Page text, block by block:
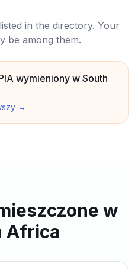
in the directory. Your
be among them.
wymieniony w South
→
w
Africa